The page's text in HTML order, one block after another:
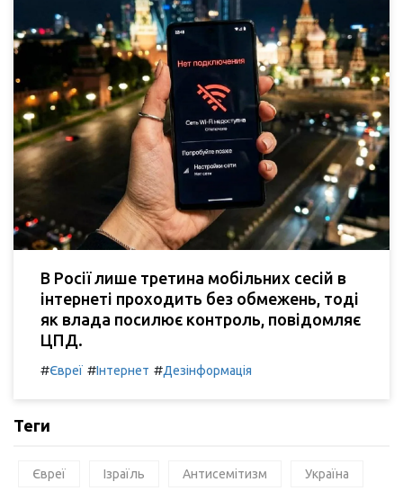
В Росії лише третина мобільних сесій в
інтернеті проходить без обмежень, тоді
як влада посилює контроль, повідомляє
ЦПД.
#Євреї #Інтернет #Дезінформація
Теги
Євреї Ізраїль Антисемітизм Україна